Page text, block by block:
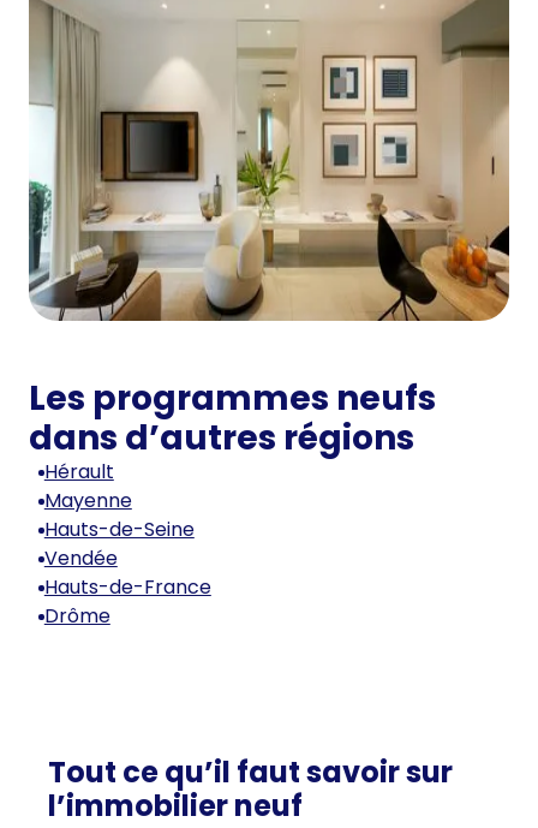
Les programmes neufs
dans d’autres régions
Hérault
Mayenne
Hauts-de-Seine
Vendée
Hauts-de-France
Drôme
Tout ce qu’il faut savoir sur
l’immobilier neuf